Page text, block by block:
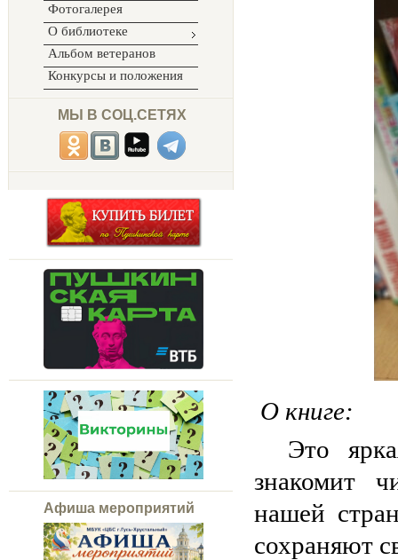
Фотогалерея
О библиотеке
Альбом ветеранов
Конкурсы и положения
МЫ В СОЦ.СЕТЯХ
Афиша мероприятий
О книге:
Это
знакомит
нашей
сохраняют